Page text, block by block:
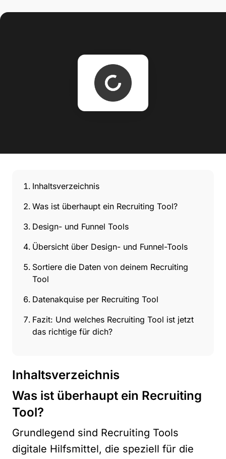
Inhaltsverzeichnis
Was ist überhaupt ein Recruiting
Tool?
Grundlegend sind Recruiting Tools
digitale Hilfsmittel, die speziell für die
Inhaltsverzeichnis
Was ist überhaupt ein Recruiting Tool?
Design- und Funnel Tools
Übersicht über Design- und Funnel-Tools
Sortiere die Daten von deinem Recruiting
Tool
Datenakquise per Recruiting Tool
Fazit: Und welches Recruiting Tool ist jetzt
das richtige für dich?